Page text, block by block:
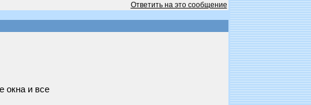
Ответить на это сообщение
окна и все